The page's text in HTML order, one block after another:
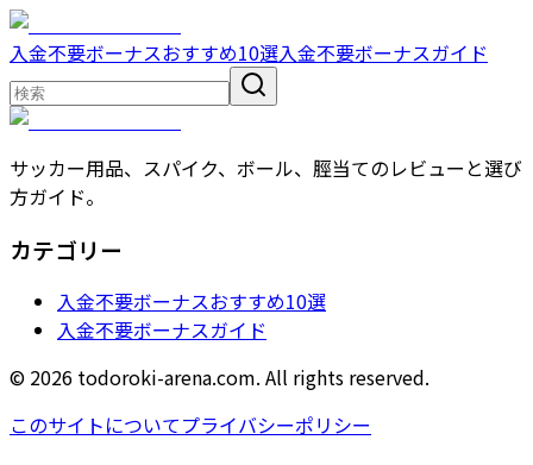
入金不要ボーナスおすすめ10選入金不要ボーナスガイド
サッカー用品、スパイク、ボール、脛当てのレビューと選び
方ガイド。
カテゴリー
入金不要ボーナスおすすめ10選
入金不要ボーナスガイド
© 2026 todoroki-arena.com. All rights reserved.
このサイトについてプライバシーポリシー